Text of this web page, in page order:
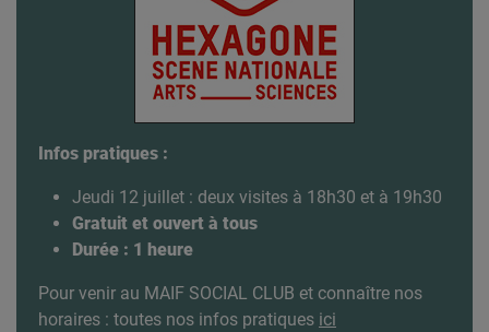
Infos pratiques :
Jeudi 12 juillet : deux visites à 18h30 et à 19h30
Gratuit et ouvert à tous
Durée : 1 heure
Pour venir au MAIF SOCIAL CLUB et connaître nos
horaires : toutes nos infos pratiques ici